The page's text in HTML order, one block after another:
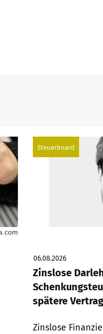
Steuerboard
06.08.2026
Zinslose
spätere
Zinslose